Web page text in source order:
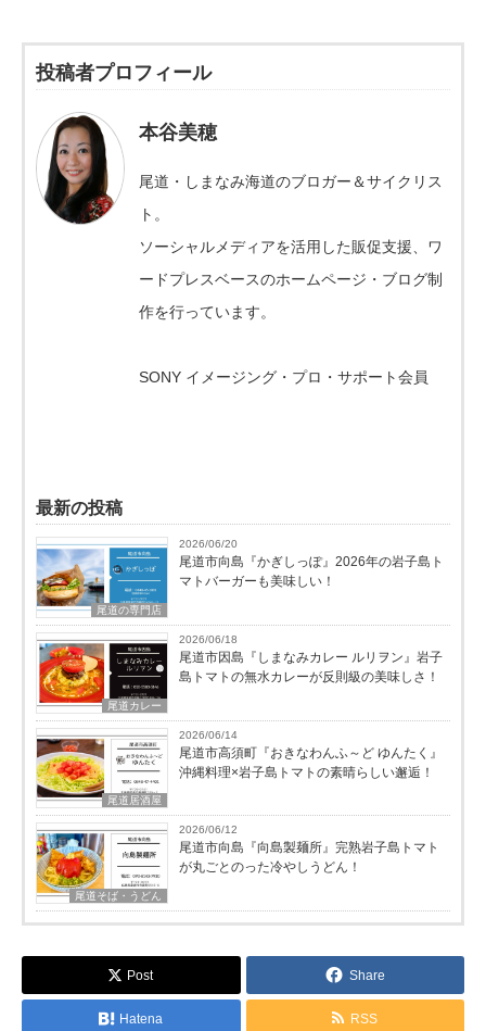
投稿者プロフィール
本谷美穂
尾道・しまなみ海道のブロガー＆サイクリス
ト。
ソーシャルメディアを活用した販促支援、ワ
ードプレスベースのホームページ・ブログ制
作を行っています。
SONY イメージング・プロ・サポート会員
最新の投稿
尾道の専門店
2026/06/20
尾道市向島『かぎしっぽ』2026年の岩子島ト
マトバーガーも美味しい！
尾道カレー
2026/06/18
尾道市因島『しまなみカレー ルリヲン』岩子
島トマトの無水カレーが反則級の美味しさ！
尾道居酒屋
2026/06/14
尾道市高須町『おきなわんふ～ど ゆんたく』
沖縄料理×岩子島トマトの素晴らしい邂逅！
尾道そば・うどん
2026/06/12
尾道市向島『向島製麺所』完熟岩子島トマト
が丸ごとのった冷やしうどん！
Post Share
Hatena RSS